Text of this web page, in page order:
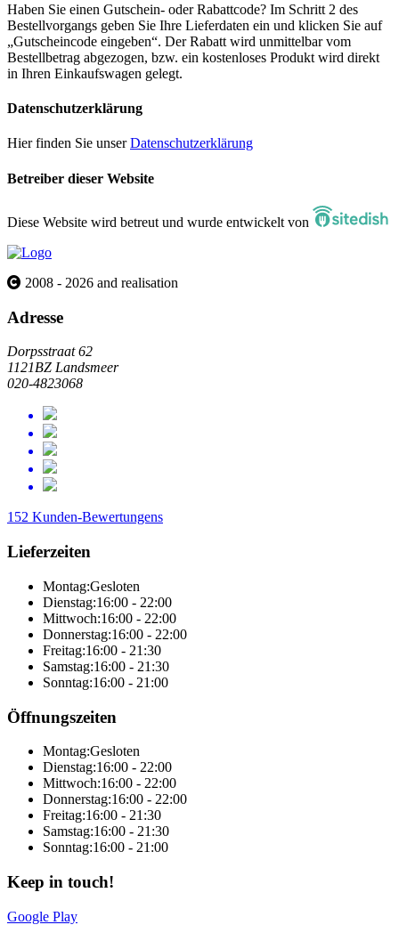
Haben Sie einen Gutschein- oder Rabattcode? Im Schritt 2 des
Bestellvorgangs geben Sie Ihre Lieferdaten ein und klicken Sie auf
„Gutscheincode eingeben“. Der Rabatt wird unmittelbar vom
Bestellbetrag abgezogen, bzw. ein kostenloses Produkt wird direkt
in Ihren Einkaufswagen gelegt.
Datenschutzerklärung
Hier finden Sie unserDatenschutzerklärung
Betreiber dieser Website
Diese Website wird betreut und wurde entwickelt von
2008 - 2026 and realisation
Adresse
Dorpsstraat 62
1121BZ Landsmeer
020-4823068
152 Kunden-Bewertungens
Lieferzeiten
Montag:Gesloten
Dienstag:16:00 - 22:00
Mittwoch:16:00 - 22:00
Donnerstag:16:00 - 22:00
Freitag:16:00 - 21:30
Samstag:16:00 - 21:30
Sonntag:16:00 - 21:00
Öffnungszeiten
Montag:Gesloten
Dienstag:16:00 - 22:00
Mittwoch:16:00 - 22:00
Donnerstag:16:00 - 22:00
Freitag:16:00 - 21:30
Samstag:16:00 - 21:30
Sonntag:16:00 - 21:00
Keep in touch!
Google Play